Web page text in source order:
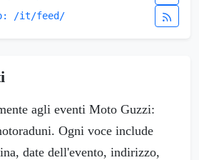
/it/feed/
agli eventi Moto Guzzi:
Ogni voce include
date dell'evento, indirizzo,